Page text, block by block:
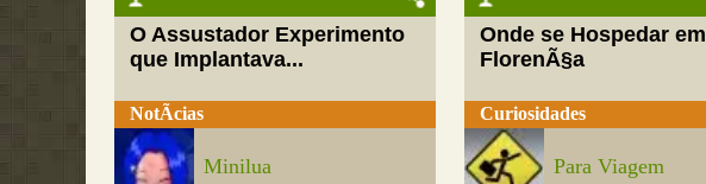
O Assustador Experimento
que Implantava...
NotÃ­cias
Minilua
Onde se Hospedar em
FlorenÃ§a
Curiosidades
Para Viagem